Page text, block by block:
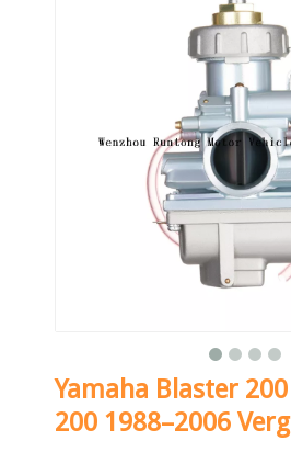
Yamaha Blaster 200
200 1988–2006